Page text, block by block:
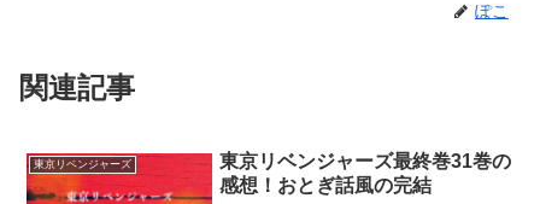
ぽこ
関連記事
東京リベンジャーズ
東京リベンジャーズ最終巻31巻の
感想！おとぎ話風の完結